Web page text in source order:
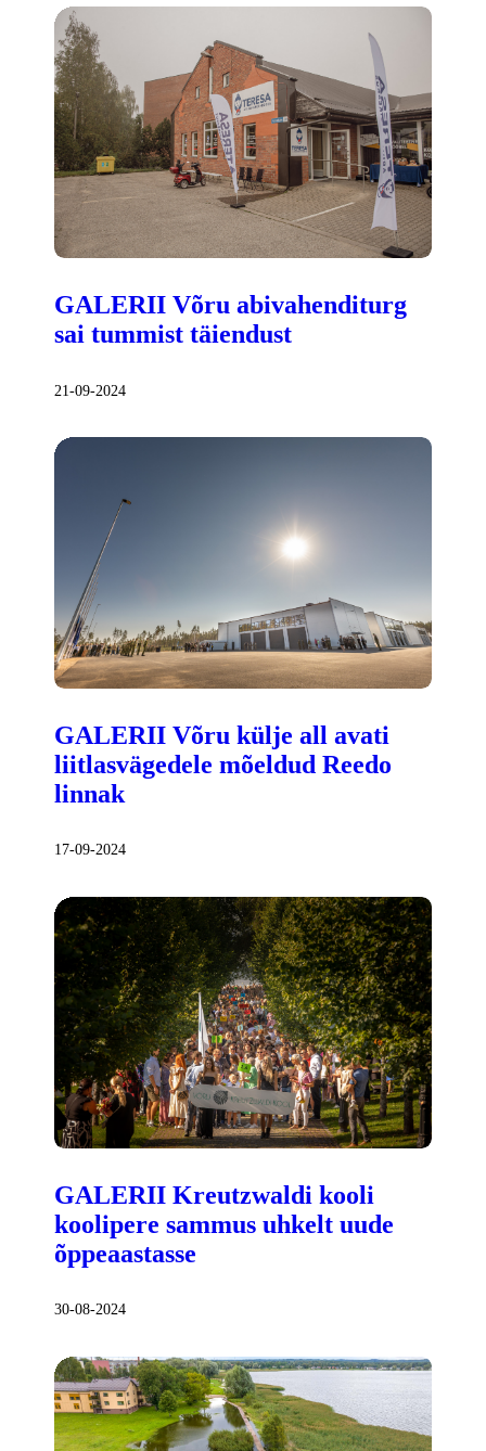
GALERII Võru abivahenditurg
sai tummist täiendust
21-09-2024
GALERII Võru külje all avati
liitlasvägedele mõeldud Reedo
linnak
17-09-2024
GALERII Kreutzwaldi kooli
koolipere sammus uhkelt uude
õppeaastasse
30-08-2024